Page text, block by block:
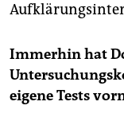
Immerhin hat
eigene Tests